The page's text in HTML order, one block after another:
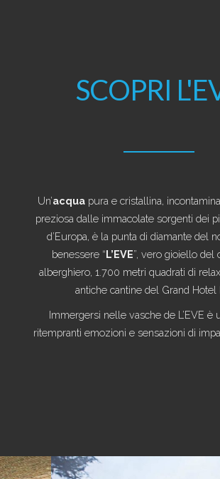
SCOPRI
Un’acquapura e cristallina,
preziosa dalle immacolate sorgenti dei
d’Europa, è la punta di diamante del
benessere “L’EVE”, vero gioiello del
alberghiero, 1.700 metri quadrati di
antiche cantine del Grand Hotel
Immergersi nelle vasche de L’EVE è
ritempranti emozioni e sensazioni di